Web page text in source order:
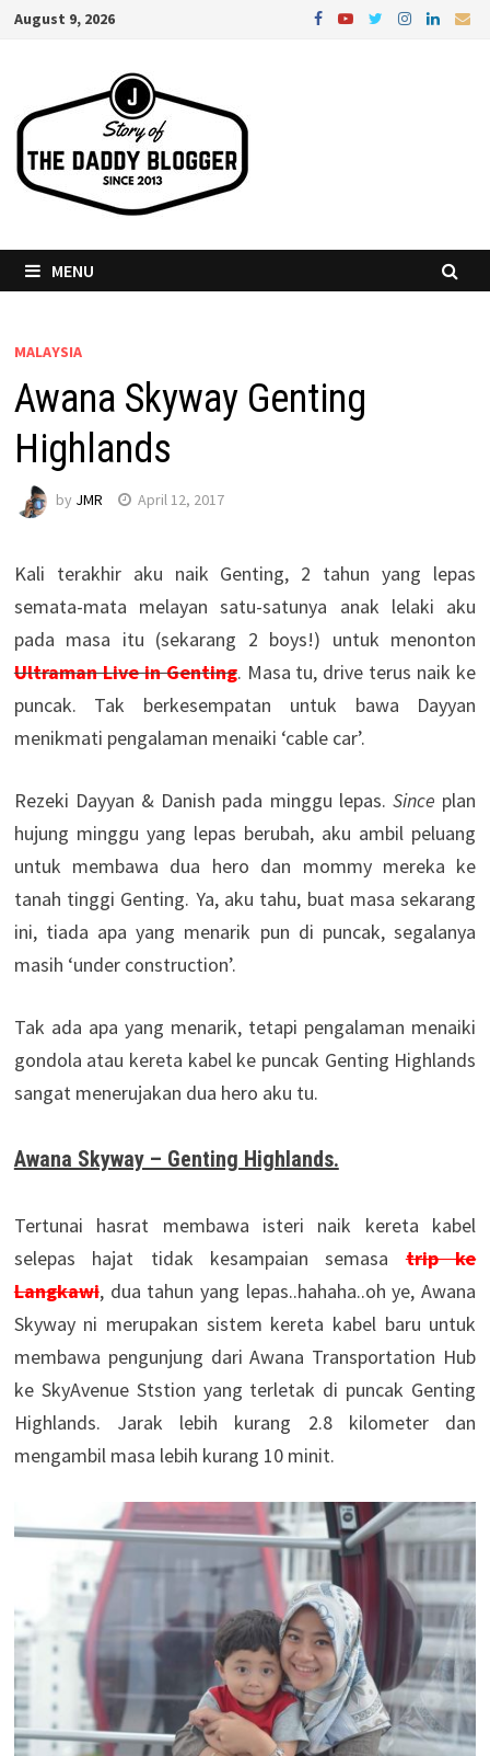
SkipAugust 9, 2026
MENU
MALAYSIA
Awana Skyway Genting
Highlands
by JMR April 12, 2017
Kali terakhir aku naik Genting, 2 tahun yang lepas
semata-mata melayan satu-satunya anak lelaki aku
pada masa itu (sekarang 2 boys!) untuk menonton
Ultraman Live in Genting. Masa tu, drive terus naik ke
puncak. Tak berkesempatan untuk bawa Dayyan
menikmati pengalaman menaiki ‘cable car’.
Rezeki Dayyan & Danish pada minggu lepas.Since plan
hujung minggu yang lepas berubah, aku ambil peluang
untuk membawa dua hero dan mommy mereka ke
tanah tinggi Genting. Ya, aku tahu, buat masa sekarang
ini, tiada apa yang menarik pun di puncak, segalanya
masih ‘under construction’.
Tak ada apa yang menarik, tetapi pengalaman menaiki
gondola atau kereta kabel ke puncak Genting Highlands
sangat menerujakan dua hero aku tu.
Awana Skyway – Genting Highlands.
Tertunai hasrat membawa isteri naik kereta kabel
selepas hajat tidak kesampaian semasa
trip ke
Langkawi, dua tahun yang lepas..hahaha..oh ye, Awana
Skyway ni merupakan sistem kereta kabel baru untuk
membawa pengunjung dari Awana Transportation Hub
ke SkyAvenue Ststion yang terletak di puncak Genting
Highlands. Jarak lebih kurang 2.8 kilometer dan
mengambil masa lebih kurang 10 minit.